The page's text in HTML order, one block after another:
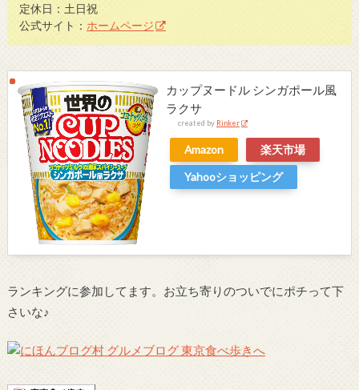
定休日：土日祝
公式サイト： ホームページ
カップヌードル シンガポール風
ラクサ
created by Rinker
Amazon
楽天市場
Yahooショッピング
ランキングに参加してます。お立ち寄りのついでにポチって下
さいな♪